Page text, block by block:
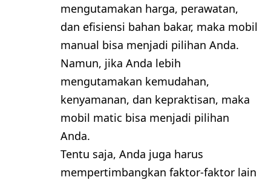
mengutamakan harga, perawatan,
dan efisiensi bahan bakar, maka mobil
manual bisa menjadi pilihan Anda.
Namun, jika Anda lebih
mengutamakan kemudahan,
kenyamanan, dan kepraktisan, maka
mobil matic bisa menjadi pilihan
Anda.
Tentu saja, Anda juga harus
mempertimbangkan faktor-faktor lain